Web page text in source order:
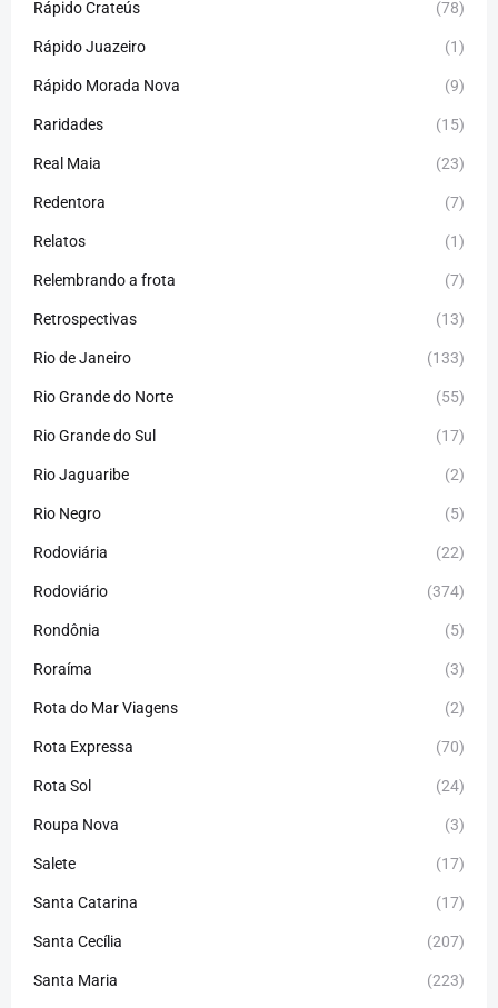
Rápido Crateús (78)
Rápido Juazeiro (1)
Rápido Morada Nova (9)
Raridades (15)
Real Maia (23)
Redentora (7)
Relatos (1)
Relembrando a frota (7)
Retrospectivas (13)
Rio de Janeiro (133)
Rio Grande do Norte (55)
Rio Grande do Sul (17)
Rio Jaguaribe (2)
Rio Negro (5)
Rodoviária (22)
Rodoviário (374)
Rondônia (5)
Roraíma (3)
Rota do Mar Viagens (2)
Rota Expressa (70)
Rota Sol (24)
Roupa Nova (3)
Salete (17)
Santa Catarina (17)
Santa Cecília (207)
Santa Maria (223)